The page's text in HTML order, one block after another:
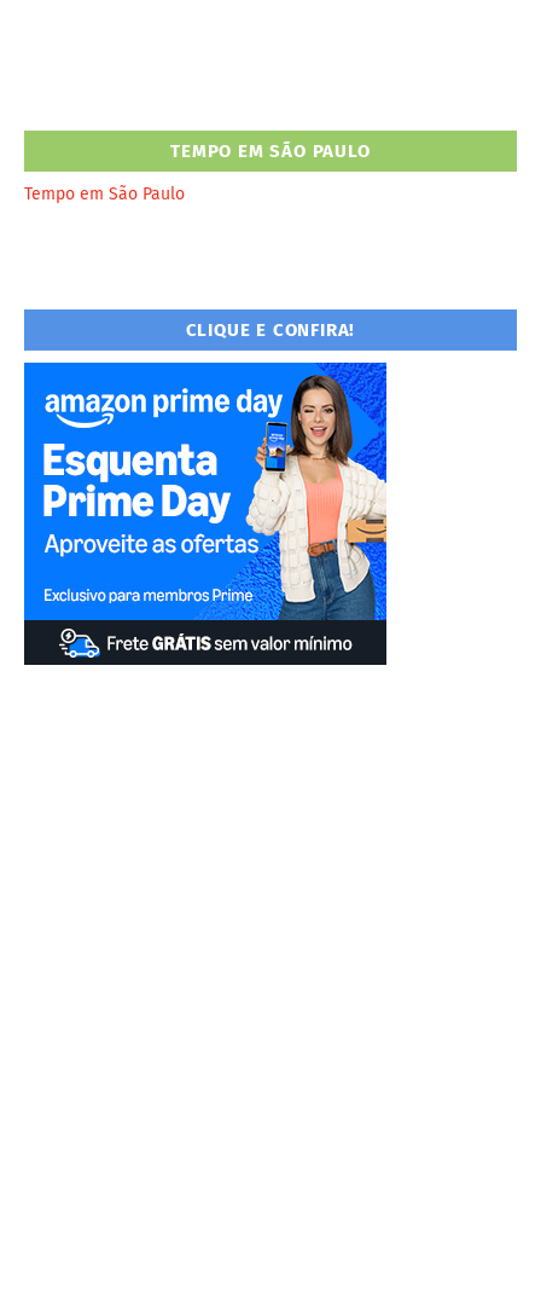
TEMPO EM SÃO PAULO
Tempo em São Paulo
CLIQUE E CONFIRA!